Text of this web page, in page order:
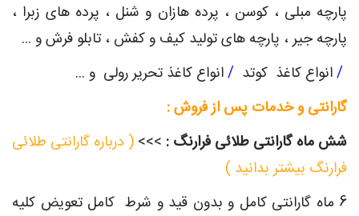
پارچه مبلی ، کوسن ، پرده هازان و شنل ، پرده های زبرا ،
پارچه جیر ، پارچه های تولید کیف و کفش ، تابلو فرش و ...
/انواع کاغذ کوتد /انواع کاغذ تحریر رولی و ...
گارانتی و خدمات پس از فروش :
شش ماه گارانتی طلائی فرارنگ : >>> ( درباره گارانتی طلائی
فرارنگ بیشتر بدانید )
6 ماه گارانتی کامل و بدون قید و شرط کامل تعویض کلیه